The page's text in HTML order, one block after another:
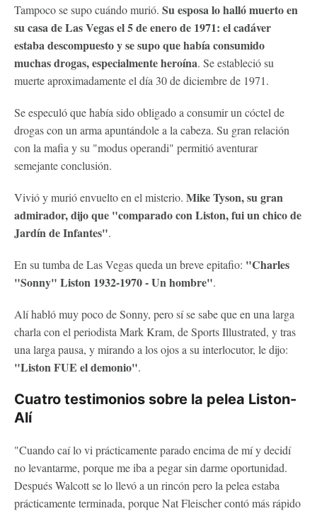
Tampoco se supo cuándo murió. Su esposa lo halló muerto en
su casa de Las Vegas el 5 de enero de 1971: el cadáver
estaba descompuesto y se supo que había consumido
muchas drogas, especialmente heroína. Se estableció su
muerte aproximadamente el día 30 de diciembre de 1971.
Se especuló que había sido obligado a consumir un cóctel de
drogas con un arma apuntándole a la cabeza. Su gran relación
con la mafia y su "modus operandi" permitió aventurar
semejante conclusión.
Vivió y murió envuelto en el misterio. Mike Tyson, su gran
admirador, dijo que "comparado con Liston, fui un chico de
Jardín de Infantes".
En su tumba de Las Vegas queda un breve epitafio: "Charles
"Sonny" Liston 1932-1970 - Un hombre".
Alí habló muy poco de Sonny, pero sí se sabe que en una larga
charla con el periodista Mark Kram, de Sports Illustrated, y tras
una larga pausa, y mirando a los ojos a su interlocutor, le dijo:
"Liston FUE el demonio".
Cuatro testimonios sobre la pelea Liston-
Alí
"Cuando caí lo vi prácticamente parado encima de mí y decidí
no levantarme, porque me iba a pegar sin darme oportunidad.
Después Walcott se lo llevó a un rincón pero la pelea estaba
prácticamente terminada, porque Nat Fleischer contó más rápido